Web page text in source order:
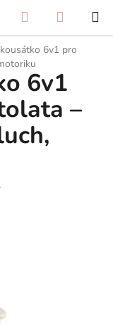
Hledat
KOŠÍK
6v1 pro
6v1
–